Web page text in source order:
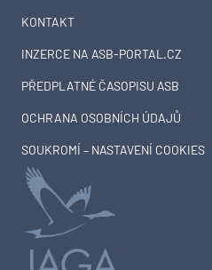
KONTAKT
INZERCE NA ASB-PORTAL.CZ
PŘEDPLATNÉ ČASOPISU ASB
OCHRANA OSOBNÍCH ÚDAJŮ
SOUKROMÍ – NASTAVENÍ COOKIES